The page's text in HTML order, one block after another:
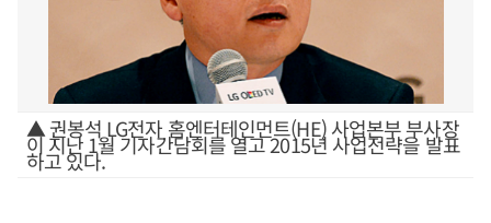
▲ 권봉석 LG전자 홈엔터테인먼트(HE) 사업본부 부사장
이 지난 1월 기자간담회를 열고 2015년 사업전략을 발표
하고 있다.